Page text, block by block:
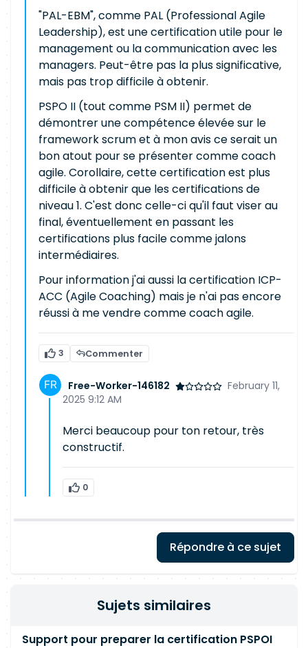
"PAL-EBM", comme PAL (Professional Agile
Leadership), est une certification utile pour le
management ou la communication avec les
managers. Peut-être pas la plus significative,
mais pas trop difficile à obtenir.
PSPO II (tout comme PSM II) permet de
démontrer une compétence élevée sur le
framework scrum et à mon avis ce serait un
bon atout pour se présenter comme coach
agile. Corollaire, cette certification est plus
difficile à obtenir que les certifications de
niveau 1. C'est donc celle-ci qu'il faut viser au
final, éventuellement en passant les
certifications plus facile comme jalons
intermédiaires.
Pour information j'ai aussi la certification ICP-
ACC (Agile Coaching) mais je n'ai pas encore
réussi à me vendre comme coach agile.
3 Commenter
Free-Worker-146182
February 11,
2025 9:12 AM
Merci beaucoup pour ton retour, très
constructif.
0
Répondre à ce sujet
Sujets similaires
Support pour preparer la certification PSPOI